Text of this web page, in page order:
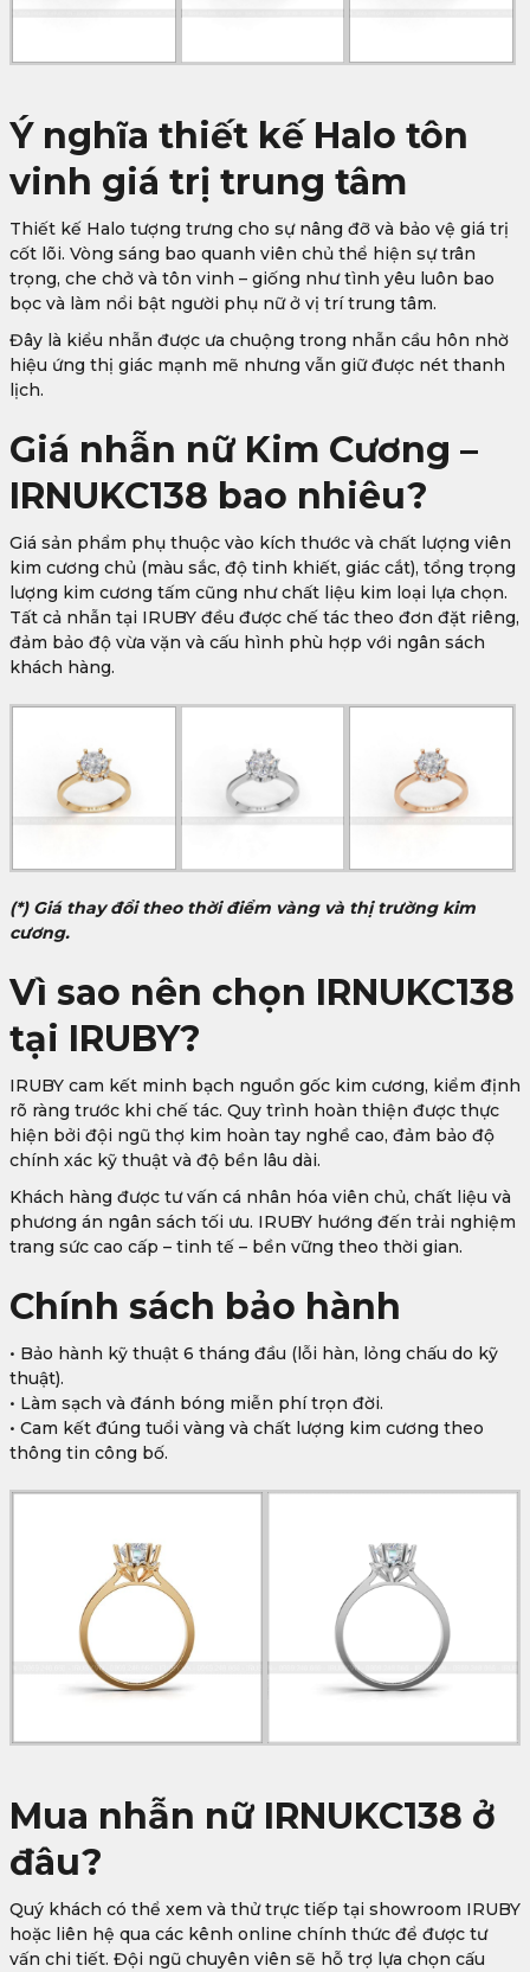
Ý nghĩa thiết kế Halo tôn
vinh giá trị trung tâm
Thiết kế Halo tượng trưng cho sự nâng đỡ và bảo vệ giá trị
cốt lõi. Vòng sáng bao quanh viên chủ thể hiện sự trân
trọng, che chở và tôn vinh – giống như tình yêu luôn bao
bọc và làm nổi bật người phụ nữ ở vị trí trung tâm.
Đây là kiểu nhẫn được ưa chuộng trong nhẫn cầu hôn nhờ
hiệu ứng thị giác mạnh mẽ nhưng vẫn giữ được nét thanh
lịch.
Giá nhẫn nữ Kim Cương –
IRNUKC138 bao nhiêu?
Giá sản phẩm phụ thuộc vào kích thước và chất lượng viên
kim cương chủ (màu sắc, độ tinh khiết, giác cắt), tổng trọng
lượng kim cương tấm cũng như chất liệu kim loại lựa chọn.
Tất cả nhẫn tại IRUBY đều được chế tác theo đơn đặt riêng,
đảm bảo độ vừa vặn và cấu hình phù hợp với ngân sách
khách hàng.
(*) Giá thay đổi theo thời điểm vàng và thị trường kim
cương.
Vì sao nên chọn IRNUKC138
tại IRUBY?
IRUBY cam kết minh bạch nguồn gốc kim cương, kiểm định
rõ ràng trước khi chế tác. Quy trình hoàn thiện được thực
hiện bởi đội ngũ thợ kim hoàn tay nghề cao, đảm bảo độ
chính xác kỹ thuật và độ bền lâu dài.
Khách hàng được tư vấn cá nhân hóa viên chủ, chất liệu và
phương án ngân sách tối ưu. IRUBY hướng đến trải nghiệm
trang sức cao cấp – tinh tế – bền vững theo thời gian.
Chính sách bảo hành
• Bảo hành kỹ thuật 6 tháng đầu (lỗi hàn, lỏng chấu do kỹ
thuật).
• Làm sạch và đánh bóng miễn phí trọn đời.
• Cam kết đúng tuổi vàng và chất lượng kim cương theo
thông tin công bố.
Mua nhẫn nữ IRNUKC138 ở
đâu?
Quý khách có thể xem và thử trực tiếp tại showroom IRUBY
hoặc liên hệ qua các kênh online chính thức để được tư
vấn chi tiết. Đội ngũ chuyên viên sẽ hỗ trợ lựa chọn cấu